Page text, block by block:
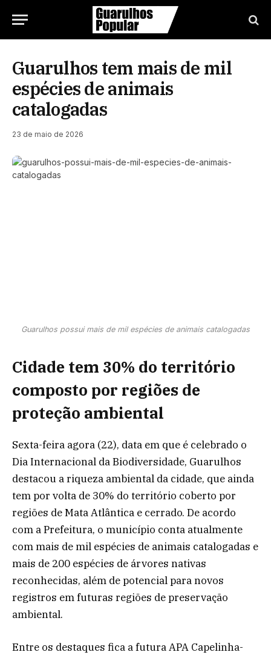
Guarulhos tem mais de mil
espécies de animais
catalogadas
23 de maio de 2026
Guarulhos possui mais de mil espécies de animais catalogadas
Cidade tem 30% do território
composto por regiões de
proteção ambiental
Sexta-feira agora (22), data em que é celebrado o
Dia Internacional da Biodiversidade, Guarulhos
destacou a riqueza ambiental da cidade, que ainda
tem por volta de 30% do território coberto por
regiões de Mata Atlântica e cerrado. De acordo
com a Prefeitura, o município conta atualmente
com mais de mil espécies de animais catalogadas e
mais de 200 espécies de árvores nativas
reconhecidas, além de potencial para novos
registros em futuras regiões de preservação
ambiental.
Entre os destaques fica a futura APA Capelinha-